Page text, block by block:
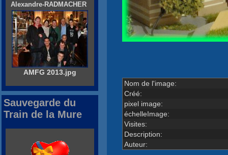
Nom de l'image:
Créé:
pixel image:
échelleImage:
Visites:
Description:
Auteur:
Alexandre-RADMACHER
AMFG 2013.jpg
Sauvegarde du
Train de la Mure